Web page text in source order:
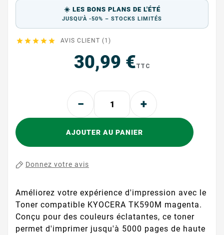
☀️ LES BONS PLANS DE L'ÉTÉ
JUSQU'À -50% – STOCKS LIMITÉS
     AVIS CLIENT (1)
30,99 €TTC
AJOUTER AU PANIER
Donnez votre avis
Améliorez votre expérience d'impression avec le
Toner compatible KYOCERA TK590M magenta.
Conçu pour des couleurs éclatantes, ce toner
permet d'imprimer jusqu'à 5000 pages de haute